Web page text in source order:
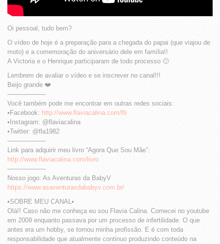
Oi pessoal, tudo bem?
O vídeo de hoje é a preparação para a chegada do papai (que viajou de
moto) e a comemoração do aniversário dele em família!!
A Victoria e o Henrique participaram de todo processo 🙂
Lembrem de avaliar o vídeo e se inscrever no canal!!!
Beijo grande ❤️
——————
Você também pode me encontrar em outras redes sociais:
•Facebook: http://www.flaviacalina.com/fb
•Instagram: @flaviacalina
•Twitter: @fla1982
——————
Link para adquirir meu livro “Agora Que Sou Mãe”:
http://www.flaviacalina.com/livro
——————
Nosso jogo: As Aventuras da BabyV
https://www.asaventurasdababyv.com.br/
•SOBRE MEU CANAL•
Olá!! Caso não me conheça eu sou Flavia Calina. Comecei no youtube
em 2009 enquanto passava por um processo de infertilidade. O que
antes era um hobby, se tornou minha profissão. E é com toda
responsabilidade que atualmente continuo produzindo conteúdo na